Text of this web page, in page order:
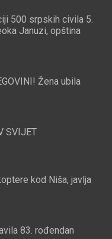
500 srpskih civila 5.
Januzi, opština
Žena ubila
SVIJET
kod Niša, javlja
83. rođendan